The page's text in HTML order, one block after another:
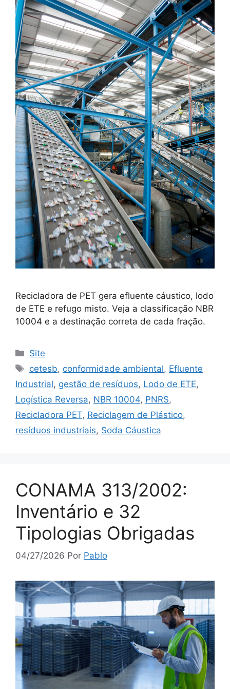
Recicladora de PET gera efluente cáustico, lodo
de ETE e refugo misto. Veja a classificação NBR
10004 e a destinação correta de cada fração.
Site
cetesb, conformidade ambiental, Efluente
Industrial, gestão de resíduos, Lodo de ETE,
Logística Reversa, NBR 10004, PNRS,
Recicladora PET, Reciclagem de Plástico,
resíduos industriais, Soda Cáustica
CONAMA 313/2002:
Inventário e 32
Tipologias Obrigadas
04/27/2026 Por Pablo